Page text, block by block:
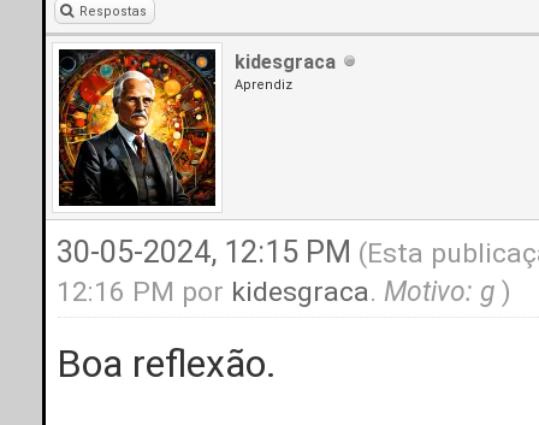
Respostas
kidesgraca
Aprendiz
30-05-2024, 12:15 PM (Esta
12:16 PM por kidesgraca. Motivo: g )
Boa reflexão.